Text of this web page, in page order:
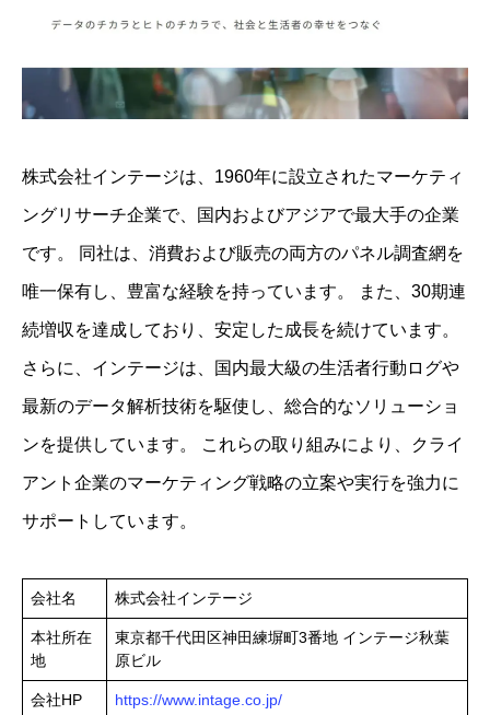
株式会社インテージは、1960年に設立されたマーケティ
ングリサーチ企業で、国内およびアジアで最大手の企業
です。 ​同社は、消費および販売の両方のパネル調査網を
唯一保有し、豊富な経験を持っています。 ​また、30期連
続増収を達成しており、安定した成長を続けています。 ​
さらに、インテージは、国内最大級の生活者行動ログや
最新のデータ解析技術を駆使し、総合的なソリューショ
ンを提供しています。 ​これらの取り組みにより、クライ
アント企業のマーケティング戦略の立案や実行を強力に
サポートしています。
会社名 株式会社インテージ
本社所在
地
東京都千代田区神田練塀町3番地 インテージ秋葉
原ビル
会社HP https://www.intage.co.jp/